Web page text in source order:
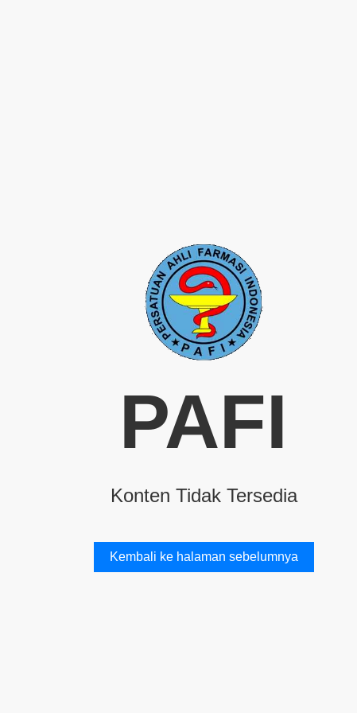
PAFI
Konten Tidak Tersedia
Kembali ke halaman sebelumnya